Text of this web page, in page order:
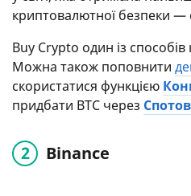
криптовалютної безпеки —
Buy Crypto один із способів
Можна також поповнити
скористатися функцією
придбати BTC через
Binance